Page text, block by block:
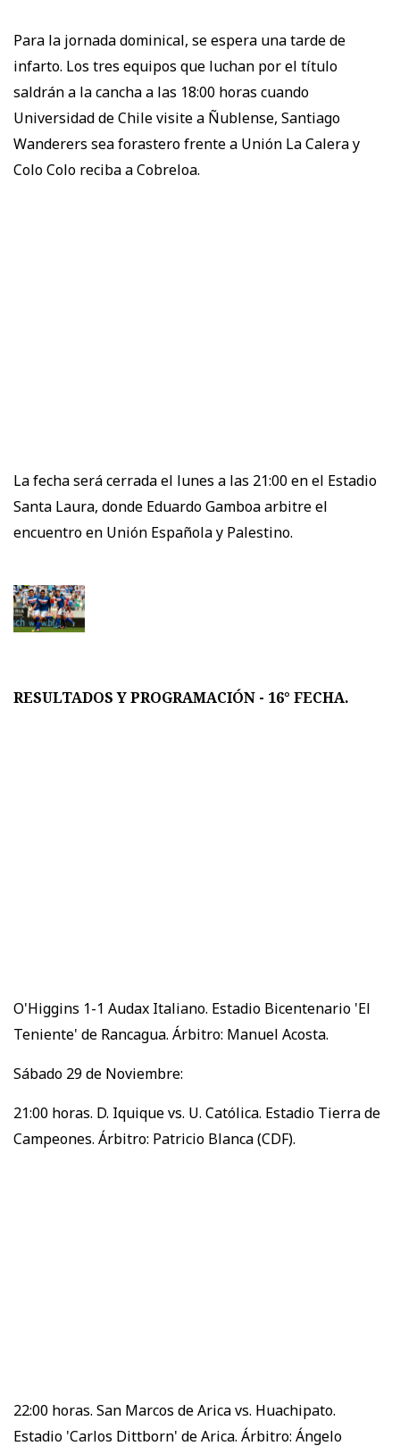
Para la jornada dominical, se espera una tarde de
infarto. Los tres equipos que luchan por el título
saldrán a la cancha a las 18:00 horas cuando
Universidad de Chile visite a Ñublense, Santiago
Wanderers sea forastero frente a Unión La Calera y
Colo Colo reciba a Cobreloa.
La fecha será cerrada el lunes a las 21:00 en el Estadio
Santa Laura, donde Eduardo Gamboa arbitre el
encuentro en Unión Española y Palestino.
RESULTADOS Y PROGRAMACIÓN - 16° FECHA.
O'Higgins 1-1 Audax Italiano. Estadio Bicentenario 'El
Teniente' de Rancagua. Árbitro: Manuel Acosta.
Sábado 29 de Noviembre:
21:00 horas. D. Iquique vs. U. Católica. Estadio Tierra de
Campeones. Árbitro: Patricio Blanca (CDF).
22:00 horas. San Marcos de Arica vs. Huachipato.
Estadio 'Carlos Dittborn' de Arica. Árbitro: Ángelo